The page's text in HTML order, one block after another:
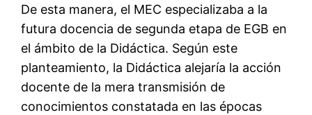
De esta manera, el MEC especializaba a la
futura docencia de segunda etapa de EGB en
el ámbito de la Didáctica. Según este
planteamiento, la Didáctica alejaría la acción
docente de la mera transmisión de
conocimientos constatada en las épocas